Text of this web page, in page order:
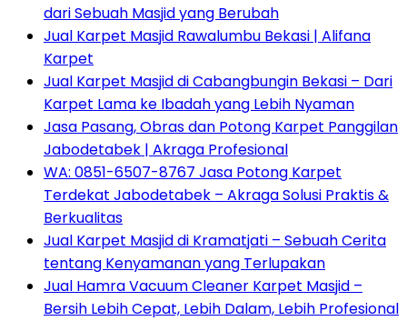
dari Sebuah Masjid yang Berubah
Jual Karpet Masjid Rawalumbu Bekasi | Alifana
Karpet
Jual Karpet Masjid di Cabangbungin Bekasi – Dari
Karpet Lama ke Ibadah yang Lebih Nyaman
Jasa Pasang, Obras dan Potong Karpet Panggilan
Jabodetabek | Akraga Profesional
WA: 0851-6507-8767 Jasa Potong Karpet
Terdekat Jabodetabek – Akraga Solusi Praktis &
Berkualitas
Jual Karpet Masjid di Kramatjati – Sebuah Cerita
tentang Kenyamanan yang Terlupakan
Jual Hamra Vacuum Cleaner Karpet Masjid –
Bersih Lebih Cepat, Lebih Dalam, Lebih Profesional